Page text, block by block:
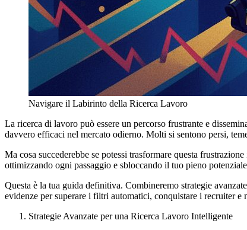
Navigare il Labirinto della Ricerca Lavoro
La ricerca di lavoro può essere un percorso frustrante e
davvero efficaci nel mercato odierno. Molti si sentono persi,
Ma cosa succederebbe se potessi trasformare questa
ottimizzando ogni passaggio e sbloccando il tuo pieno
Questa è la tua guida definitiva. Combineremo strategie
evidenze per superare i filtri automatici, conquistare i recruiter
Strategie Avanzate per una Ricerca Lavoro Intelligente